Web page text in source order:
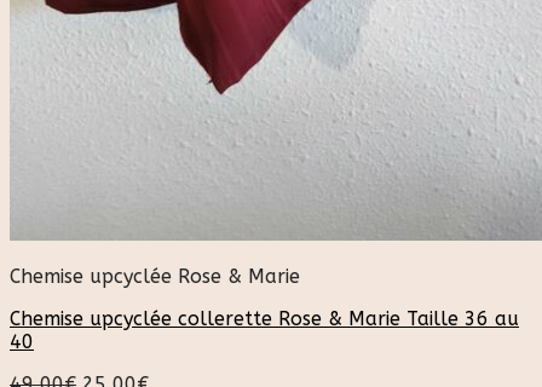
Chemise upcyclée Rose & Marie
Chemise upcyclée collerette Rose & Marie Taille 36 au
40